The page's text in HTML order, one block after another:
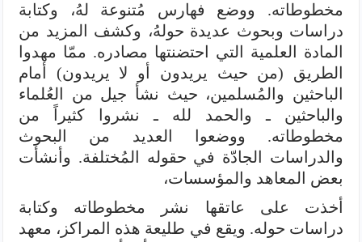
مخطوطاته. ووضع فهارس مُتنوعة لهُ، وكتابة
دراسات وبحوث عديدة حولهُ، وكشف المزيد من
المادة العلمية التي احتضنتها مصادره. ممّا مهدوا
الطريق (من حيث يريدون أو لا يريدون) أمام
الباحثين والمُسلمين، حيث نشأ جيل من العُلماء
والباحثين ـ والحمد لله ـ نشروا كثيراً من
مخطوطاته. ووضعوا العديد من البحوث
والدراسات الجادّة في حقوله المُختلفة. وأنشأت
بعض المعاهد والمؤسسات،
أخذت على عاتقها نشر مخطوطاته وكتابة
دراسات حوله. ويقع في طليعة هذه المراكز، معهد